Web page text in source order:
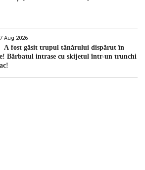
Aug 2026
A fost găsit trupul tânărului dispărut în
Bărbatul intrase cu skijetul într-un trunchi